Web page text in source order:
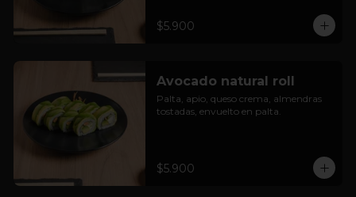
$5.900
Avocado natural roll
Palta, apio, queso crema, almendras
tostadas, envuelto en palta.
$5.900